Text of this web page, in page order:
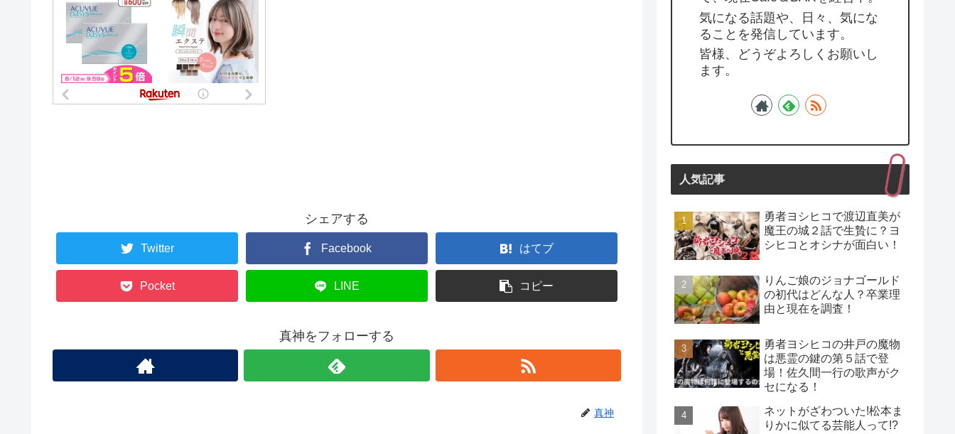
シェアする
Twitter Facebook はてブ
Pocket LINE コピー
真神をフォローする
真神
気になる話題や、日々、気にな
ることを発信しています。
皆様、どうぞよろしくお願いし
ます。
人気記事
勇者ヨシヒコで渡辺直美が
魔王の城２話で生贄に？ヨ
シヒコとオシナが面白い！
りんご娘のジョナゴールド
の初代はどんな人？卒業理
由と現在を調査！
勇者ヨシヒコの井戸の魔物
は悪霊の鍵の第５話で登
場！佐久間一行の歌声がク
セになる！
ネットがざわついた!松本ま
りかに似てる芸能人って!?